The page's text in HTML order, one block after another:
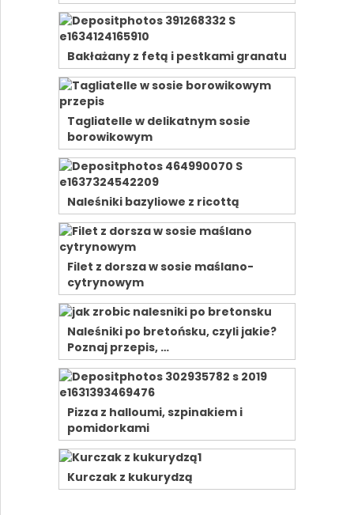
Bakłażany z fetą i pestkami granatu
Tagliatelle w delikatnym sosie
borowikowym
Naleśniki bazyliowe z ricottą
Filet z dorsza w sosie maślano-
cytrynowym
Naleśniki po bretońsku, czyli jakie?
Poznaj przepis, …
Pizza z halloumi, szpinakiem i
pomidorkami
Kurczak z kukurydzą